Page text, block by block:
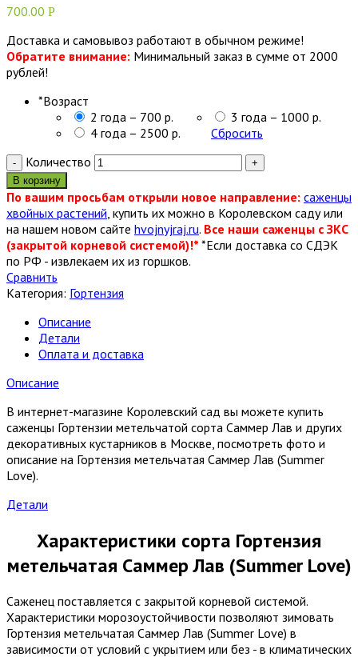
700.00 Р
Доставка и самовывоз работают в обычном режиме!
Обратите внимание: Минимальный заказ в сумме от 2000
рублей!
*Возраст
2 года – 700 р.
3 года – 1000 р.
4 года – 2500 р.
Сбросить
Количество
В корзину
По вашим просьбам открыли новое направление: саженцы
хвойных растений , купить их можно в Королевском саду или
на нашем новом сайте hvojnyjraj.ru. Все наши саженцы с ЗКС
(закрытой корневой системой)!* *Если доставка со СДЭК
по РФ - извлекаем их из горшков.
Сравнить
Категория: Гортензия
Описание
Детали
Оплата и доставка
Описание
В интернет-магазине Королевский сад вы можете купить
саженцы Гортензии метельчатой сорта Саммер Лав и других
декоративных кустарников в Москве, посмотреть фото и
описание на Гортензия метельчатая Саммер Лав (Summer
Love).
Детали
Характеристики сорта Гортензия
метельчатая Саммер Лав (Summer Love)
Саженец поставляется с закрытой корневой системой.
Характеристики морозоустойчивости позволяют зимовать
Гортензия метельчатая Саммер Лав (Summer Love) в
зависимости от условий с укрытием или без - в климатических